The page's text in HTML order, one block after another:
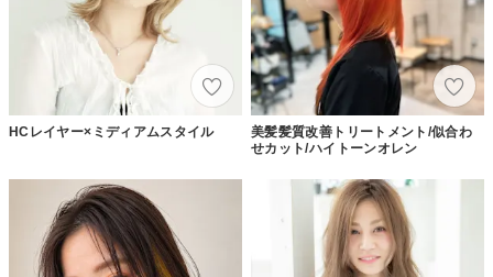
HCレイヤー×ミディアムスタイル
美髪髪質改善トリートメント/似合わ
せカット/ハイトーンオレン